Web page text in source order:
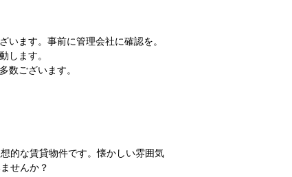
います。事前に管理会社に確認を。
します。
数ございます。
的な賃貸物件です。懐かしい雰囲気
せんか？